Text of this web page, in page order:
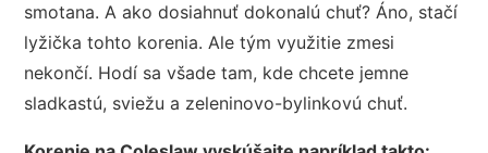
smotana. A ako dosiahnuť dokonalú chuť? Áno, stačí
lyžička tohto korenia. Ale tým využitie zmesi
nekončí. Hodí sa všade tam, kde chcete jemne
sladkastú, sviežu a zeleninovo-bylinkovú chuť.